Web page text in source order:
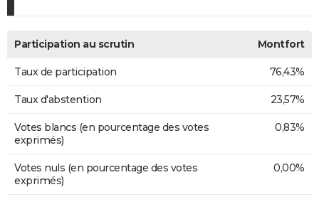
Participation au scrutin Montfort
Taux de participation 76,43%
Taux d'abstention 23,57%
Votes blancs (en pourcentage des votes
exprimés)
0,83%
Votes nuls (en pourcentage des votes
exprimés)
0,00%